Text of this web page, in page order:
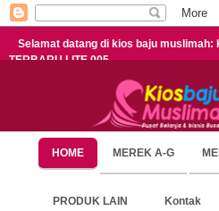
Selamat datang di kios baju muslimah:
TERBARU LITE 005
HOME MEREK A-G
PRODUK LAIN Kontak